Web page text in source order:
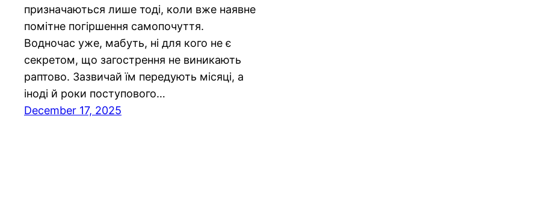
призначаються лише тоді, коли вже наявне
помітне погіршення самопочуття.
Водночас уже, мабуть, ні для кого не є
секретом, що загострення не виникають
раптово. Зазвичай їм передують місяці, а
іноді й роки поступового…
December 17, 2025